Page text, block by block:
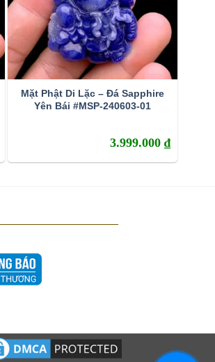
Mặt Phật Di Lặc – Đá Sapphire
Yên Bái #MSP-240603-01
3.999.000 ₫